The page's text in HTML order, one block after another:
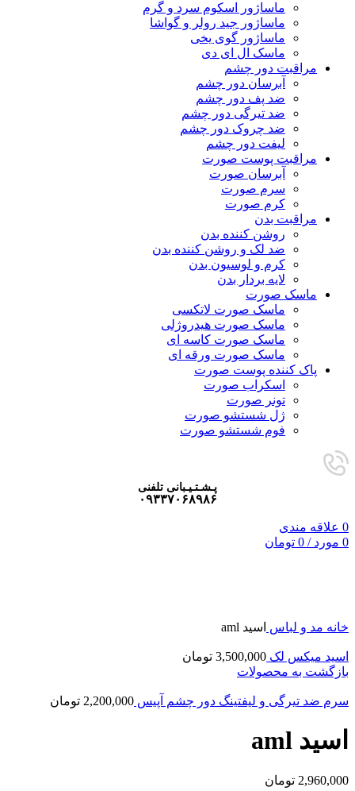
ماساژور اسکوم سرد و گرم
ماساژور جید رولر و گواشا
ماساژور گوی یخی
ماسک ال ای دی
مراقبت دور چشم
آبرسان دور چشم
ضد پف دور چشم
ضد تیرگی دور چشم
ضد چروک دور چشم
لیفت دور چشم
مراقبت پوست صورت
آبرسان صورت
سرم صورت
کرم صورت
مراقبت بدن
روشن کننده بدن
ضد لک و روشن کننده بدن
کرم و لوسیون بدن
لایه بردار بدن
ماسک صورت
ماسک صورت لاتکسی
ماسک صورت هیدروژلی
ماسک صورت کاسه ای
ماسک صورت ورقه ای
پاک کننده پوست صورت
اسکراب صورت
تونر صورت
ژل شستشو صورت
فوم شستشو صورت
پـشـتـیـبانی تلفنی
۰۹۳۳۷۰۶۸۹۸۶
0 علاقه مندی
0 مورد /
0 تومان
خانه مد و لباس اسید aml
اسید میکس لک 3,500,000 تومان
بازگشت به محصولات
سرم ضد تیرگی و لیفتینگ دور چشم آپیس 2,200,000 تومان
اسید aml
2,960,000 تومان